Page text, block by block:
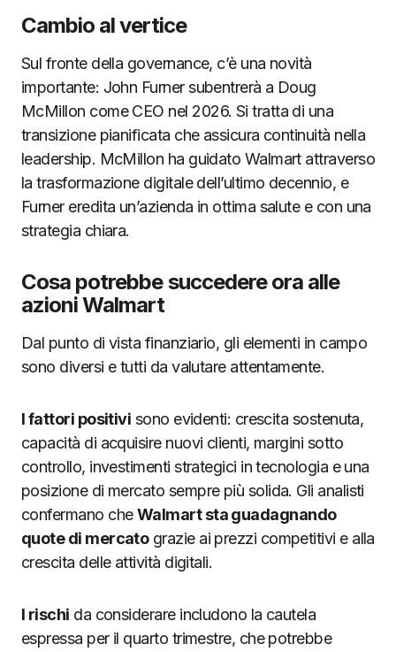
Cambio al vertice
Sul fronte della governance, c’è una novità
importante: John Furner subentrerà a Doug
McMillon come CEO nel 2026. Si tratta di una
transizione pianificata che assicura continuità nella
leadership. McMillon ha guidato Walmart attraverso
la trasformazione digitale dell’ultimo decennio, e
Furner eredita un’azienda in ottima salute e con una
strategia chiara.
Cosa potrebbe succedere ora alle
azioni Walmart
Dal punto di vista finanziario, gli elementi in campo
sono diversi e tutti da valutare attentamente.
I fattori positivi sono evidenti: crescita sostenuta,
capacità di acquisire nuovi clienti, margini sotto
controllo, investimenti strategici in tecnologia e una
posizione di mercato sempre più solida. Gli analisti
confermano cheWalmart sta guadagnando
quote di mercatograzie ai prezzi competitivi e alla
crescita delle attività digitali.
I rischi da considerare includono la cautela
espressa per il quarto trimestre, che potrebbe